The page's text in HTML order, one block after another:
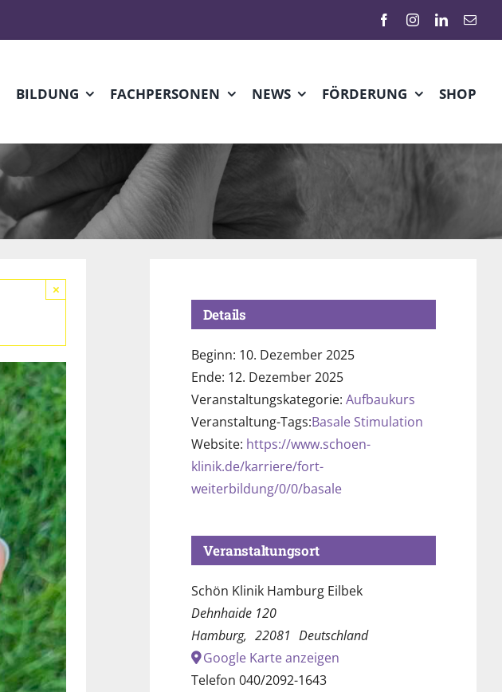
BILDUNG FACHPERSONEN NEWS FÖRDERUNG SHOP
×
Details
Beginn: 10. Dezember 2025
Ende: 12. Dezember 2025
Veranstaltungskategorie: Aufbaukurs
Veranstaltung-Tags:Basale Stimulation
Website: https://www.schoen-
klinik.de/karriere/fort-
weiterbildung/0/0/basale
Veranstaltungsort
Schön Klinik Hamburg Eilbek
Dehnhaide 120
Hamburg, 22081 Deutschland
Google Karte anzeigen
Telefon 040/2092-1643